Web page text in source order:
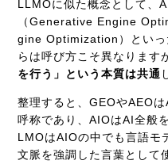
LLMOに似た概念として
（Generative Engine
gine Optimization）といっ
らは呼び方こそ異なります
を行う」という本質は共通
整理すると、GEOやAEO
呼称であり、AIOはAI全般
LMOはAIOの中でも言語モ
文脈を強調した言葉として